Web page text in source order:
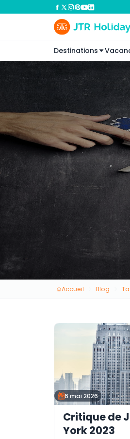
Destinations
Accueil Blog
6 mai 2026
Critique de
York 2023